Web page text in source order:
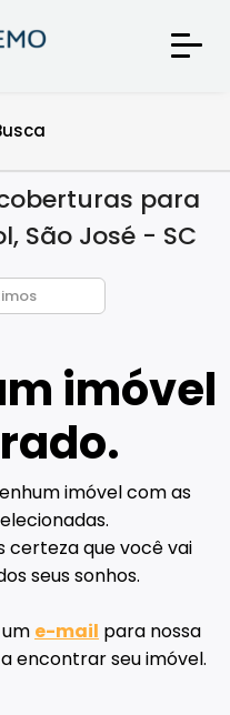
para
São José - SC
imóvel
imóvel com as
certeza que você vai
seus sonhos.
e-mail para nossa
encontrar seu imóvel.